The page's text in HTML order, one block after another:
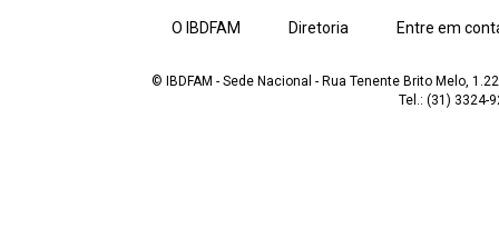
O IBDFAM Diretoria Entre em
© IBDFAM - Sede Nacional - Rua Tenente Brito Melo,
Tel.: (31) 3324-